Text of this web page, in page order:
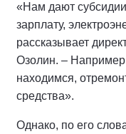
«Нам дают
зарплату,
рассказывает
Озолин. –
находимся,
средства».
Однако, по его